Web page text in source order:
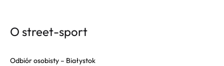
O street-sport
Odbiór osobisty – Białystok